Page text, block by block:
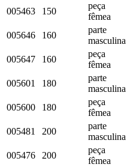
005463 150
peça
fêmea
005646 160
parte
masculina
005647 160
peça
fêmea
005601 180
parte
masculina
005600 180
peça
fêmea
005481 200
parte
masculina
005476 200
peça
fêmea